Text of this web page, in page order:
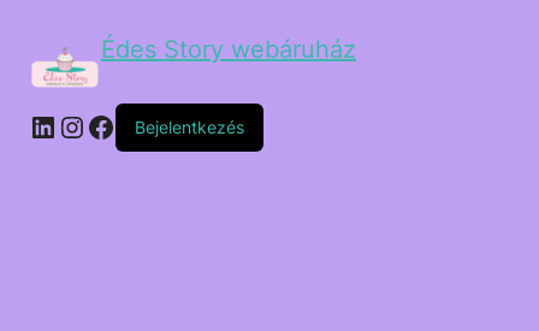
Édes Story webáruház
Bejelentkezés